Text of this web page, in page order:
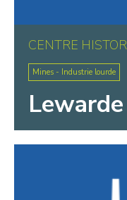
CENTRE
Mines - Industrie lourde